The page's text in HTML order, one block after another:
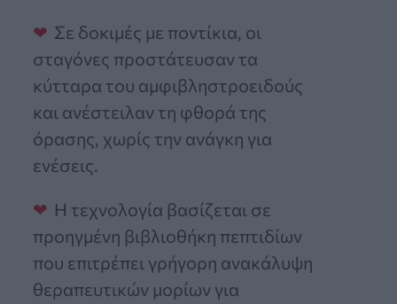
Σε δοκιμές με ποντίκια, οι
σταγόνες προστάτευσαν τα
κύτταρα του αμφιβληστροειδούς
και ανέστειλαν τη φθορά της
όρασης, χωρίς την ανάγκη για
ενέσεις.
Η τεχνολογία βασίζεται σε
προηγμένη βιβλιοθήκη πεπτιδίων
που επιτρέπει γρήγορη ανακάλυψη
θεραπευτικών μορίων για